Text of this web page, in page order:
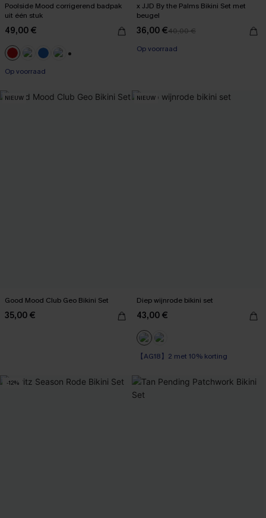
Poolside Mood corrigerend badpak
uit één stuk
49,00 €
Op voorraad
x JJD By the Palms Bikini Set met
beugel
36,00 €40,00 €
【AG18】2 met 10% korting
Op voorraad
NIEUW
Good Mood Club Geo Bikini Set
35,00 €
NIEUW
Diep wijnrode bikini set
43,00 €
【AG18】2 met 10% korting
-12%